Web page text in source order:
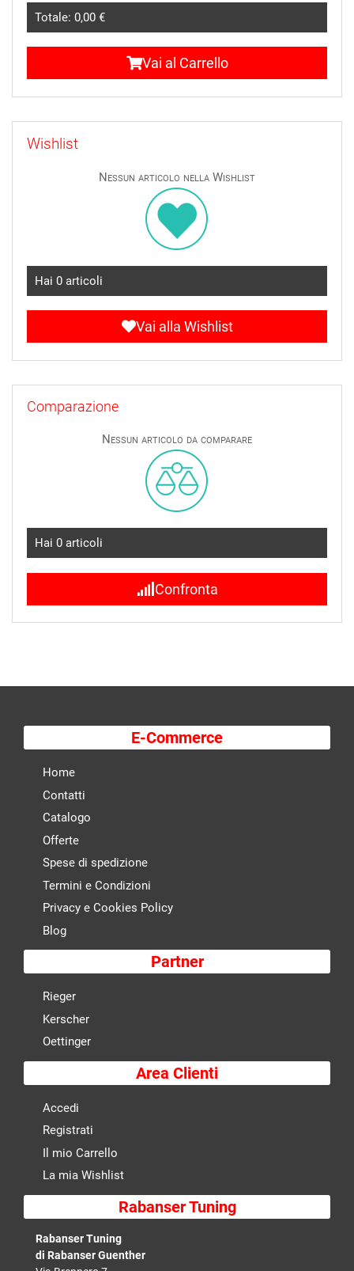
Totale: 0,00 €
Vai al Carrello
Wishlist
Nessun articolo nella Wishlist
Hai 0 articoli
Vai alla Wishlist
Comparazione
Nessun articolo da comparare
Hai 0 articoli
Confronta
E-Commerce
Home
Contatti
Catalogo
Offerte
Spese di spedizione
Termini e Condizioni
Privacy e Cookies Policy
Blog
Partner
Rieger
Kerscher
Oettinger
Area Clienti
Accedi
Registrati
Il mio Carrello
La mia Wishlist
Rabanser Tuning
Rabanser Tuning
di Rabanser Guenther